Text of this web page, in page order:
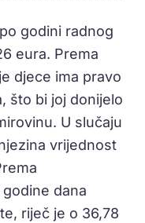
godini radnog
eura. Prema
djece ima pravo
što bi joj donijelo
U slučaju
vrijednost
dana
riječ je o 36,78